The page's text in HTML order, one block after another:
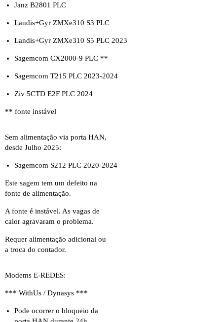
Janz B2801 PLC
Landis+Gyr ZMXe310 S3 PLC
Landis+Gyr ZMXe310 S5 PLC 2023
Sagemcom CX2000-9 PLC **
Sagemcom T215 PLC 2023-2024
Ziv 5CTD E2F PLC 2024
** fonte instável
Sem alimentação via porta HAN,
desde Julho 2025:
Sagemcom S212 PLC 2020-2024
Este sagem tem um defeito na
fonte de alimentação.
A fonte é instável. As vagas de
calor agravaram o problema.
Requer alimentação adicional ou
a troca do contador.
Modems E-REDES:
*** WithUs / Dynasys ***
Pode ocorrer o bloqueio da